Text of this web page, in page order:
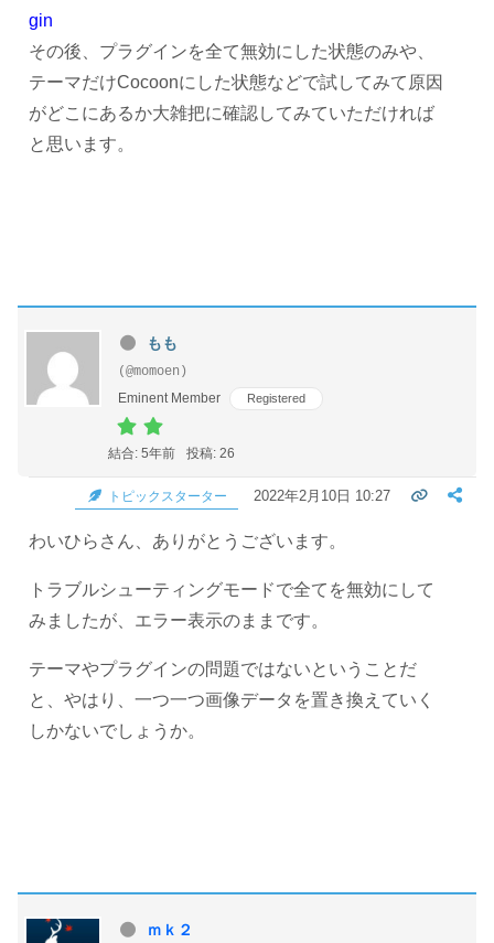
gin
その後、プラグインを全て無効にした状態のみや、
テーマだけCocoonにした状態などで試してみて原因
がどこにあるか大雑把に確認してみていただければ
と思います。
もも
(@momoen)
Eminent Member
Registered
結合: 5年前 投稿: 26
トピックスターター 2022年2月10日 10:27
わいひらさん、ありがとうございます。
トラブルシューティングモードで全てを無効にして
みましたが、エラー表示のままです。
テーマやプラグインの問題ではないということだ
と、やはり、一つ一つ画像データを置き換えていく
しかないでしょうか。
ｍｋ２